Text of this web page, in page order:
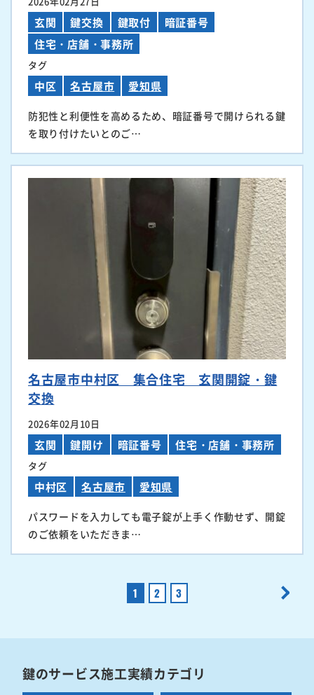
玄関 鍵交換 鍵取付
暗証番号
住宅・店舗・事務所
タグ
中区 名古屋市 愛知県
防犯性と利便性を高めるため、暗証番号で開けられる鍵
を取り付けたいとのご…
名古屋市中村区 集合住宅 玄関開錠・鍵
交換
2026年02月10日
玄関 鍵開け 暗証番号 住宅・店舗・事務所
タグ
中村区 名古屋市 愛知県
パスワードを入力しても電子錠が上手く作動せず、開錠
のご依頼をいただきま…
1 2 3
鍵のサービス施工実績カテゴリ